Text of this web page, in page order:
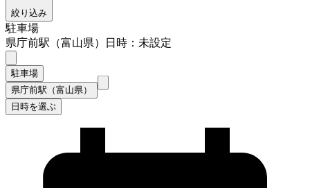
絞り込み
駐車場
県庁前駅（富山県）
日時：未設定
駐車場
県庁前駅（富山県）
日時を選ぶ